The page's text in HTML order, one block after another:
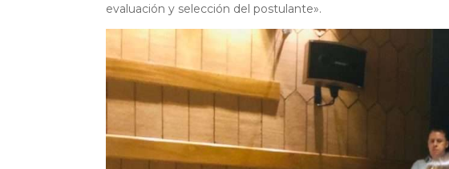
evaluación y selección del postulante».